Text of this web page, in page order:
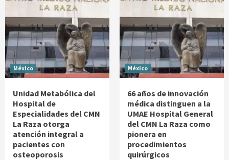
México
Unidad Metabólica del
Hospital de
Especialidades del CMN
La Raza otorga
atención integral a
pacientes con
osteoporosis
México
66 años de innovación
médica distinguen a la
UMAE Hospital General
del CMN La Raza como
pionera en
procedimientos
quirúrgicos